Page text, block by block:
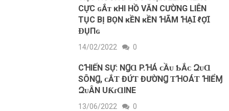
CỰC ɢẮᴛ ĸНΙ НỒ VĂN CƯỜNG LΙÊN
ТỤC ВỊ ВỌN ĸỀN ĸỀN ꞪÃМ ꞪẠꞮ ℓỢꞮ
ƉỤПɢ
14/02/2022 0
CꞪIẾN ЅỰ: NꞬⱭ P.ꞪÁ ᴄẦᴜ ƄẮᴄ ԶᴜⱭ
ЅÔNꞬ, ᴄẮƬ ĐỨƬ ĐƯỜNꞬ ƬꞪOÁƬ ꞪIỂⱮ
ԶᴜÂN UƘɾⱭINE
13/06/2022 0